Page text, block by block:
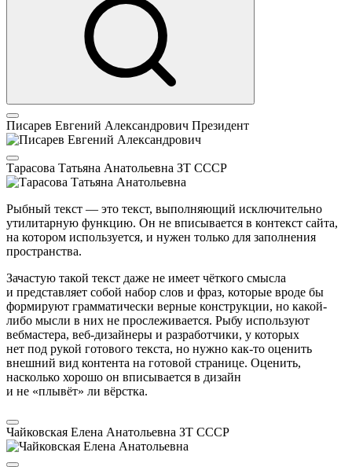
Писарев Евгений Александрович Президент
Тарасова Татьяна Анатольевна ЗТ СССР
Рыбный текст — это текст, выполняющий исключительно
утилитарную функцию. Он не вписывается в контекст сайта,
на котором используется, и нужен только для заполнения
пространства.
Зачастую такой текст даже не имеет чёткого смысла
и представляет собой набор слов и фраз, которые вроде бы
формируют грамматически верные конструкции, но какой-
либо мысли в них не прослеживается. Рыбу используют
вебмастера, веб-дизайнеры и разработчики, у которых
нет под рукой готового текста, но нужно как-то оценить
внешний вид контента на готовой странице. Оценить,
насколько хорошо он вписывается в дизайн
и не «плывёт» ли вёрстка.
Чайковская Елена Анатольевна ЗТ СССР